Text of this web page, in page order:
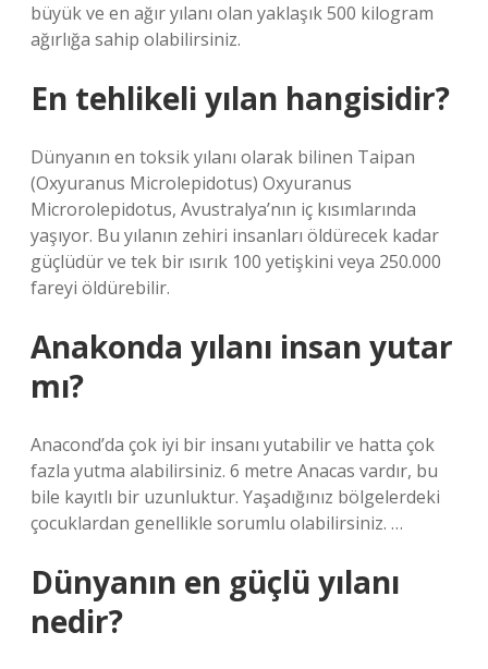
büyük ve en ağır yılanı olan yaklaşık 500 kilogram
ağırlığa sahip olabilirsiniz.
En tehlikeli yılan hangisidir?
Dünyanın en toksik yılanı olarak bilinen Taipan
(Oxyuranus Microlepidotus) Oxyuranus
Microrolepidotus, Avustralya’nın iç kısımlarında
yaşıyor. Bu yılanın zehiri insanları öldürecek kadar
güçlüdür ve tek bir ısırık 100 yetişkini veya 250.000
fareyi öldürebilir.
Anakonda yılanı insan yutar
mı?
Anacond’da çok iyi bir insanı yutabilir ve hatta çok
fazla yutma alabilirsiniz. 6 metre Anacas vardır, bu
bile kayıtlı bir uzunluktur. Yaşadığınız bölgelerdeki
çocuklardan genellikle sorumlu olabilirsiniz. …
Dünyanın en güçlü yılanı
nedir?